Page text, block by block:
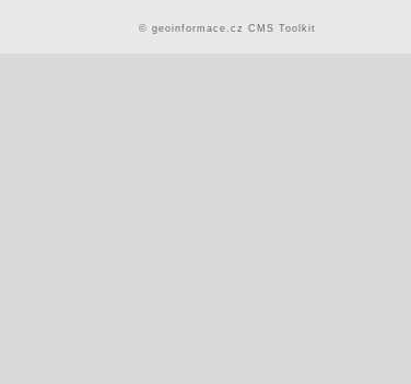
© geoinformace.cz CMS Toolkit